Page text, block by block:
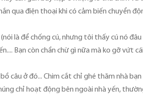
qua điện thoại khi có cảm biến chuyển
(nói là để chống cú, nhưng tôi thấy cú nó
Bạn còn chần chừ gì nữa mà ko gỡ vứt
câu ở đó... Chim cắt chỉ ghé thăm nhà
chỉ hoạt động bên ngoài nhà yến,